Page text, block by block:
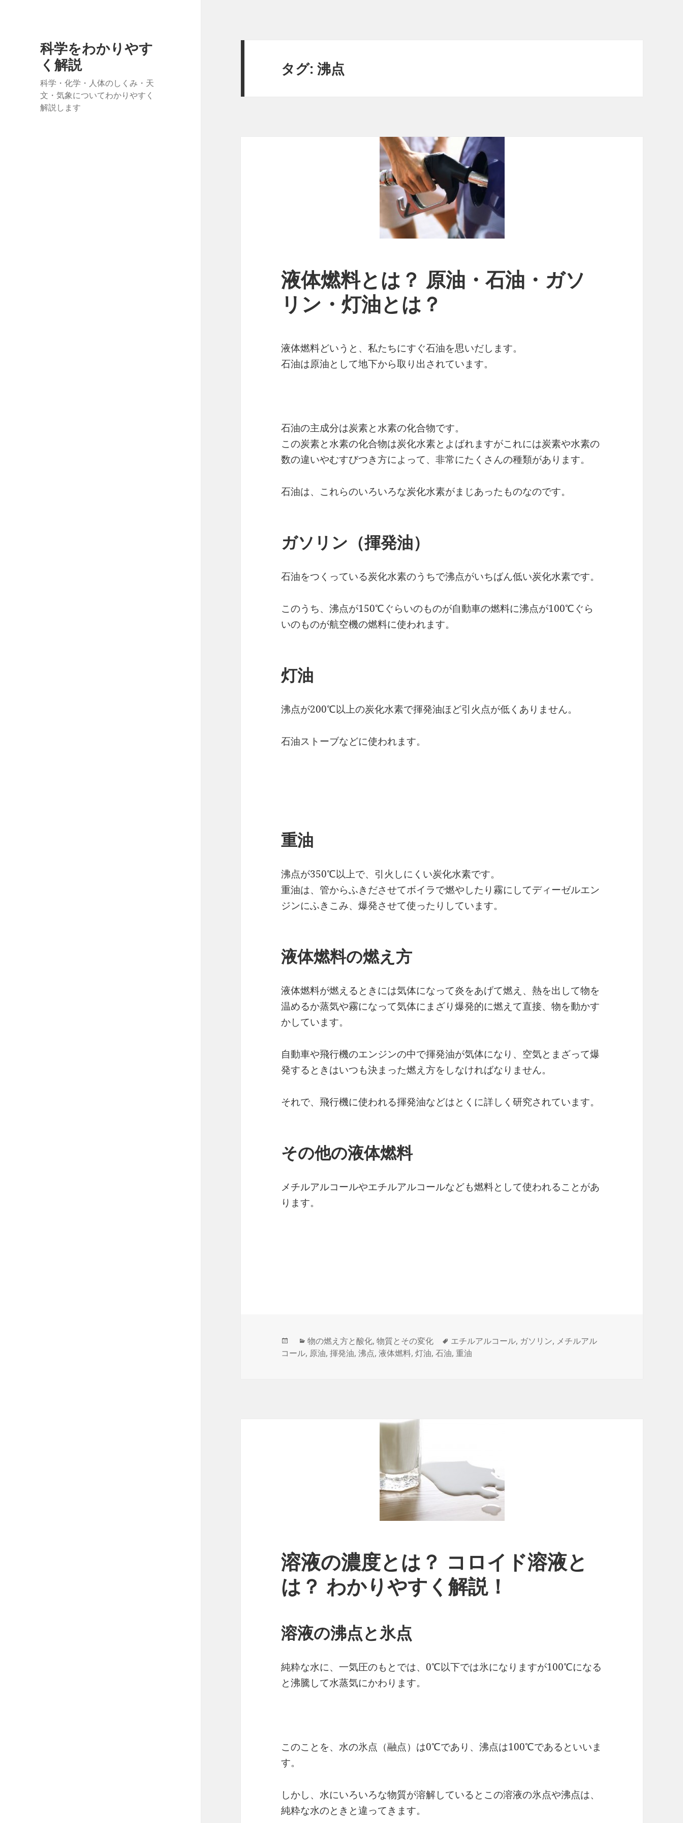
科学をわかりやす
く解説
科学・化学・人体のしくみ・天
文・気象についてわかりやすく
解説します
タグ:沸点
液体燃料とは？ 原油・石油・ガソ
リン・灯油とは？
液体燃料どいうと、私たちにすぐ石油を思いだします。
石油は原油として地下から取り出されています。
石油の主成分は炭素と水素の化合物です。
この炭素と水素の化合物は炭化水素とよばれますがこれには炭素や水素の
数の違いやむすびつき方によって、非常にたくさんの種類があります。
石油は、これらのいろいろな炭化水素がまじあったものなのです。
ガソリン（揮発油）
石油をつくっている炭化水素のうちで沸点がいちばん低い炭化水素です。
このうち、沸点が150℃ぐらいのものが自動車の燃料に沸点が100℃ぐら
いのものが航空機の燃料に使われます。
灯油
沸点が200℃以上の炭化水素で揮発油ほど引火点が低くありません。
石油ストーブなどに使われます。
重油
沸点が350℃以上で、引火しにくい炭化水素です。
重油は、管からふきださせてボイラで燃やしたり霧にしてディーゼルエン
ジンにふきこみ、爆発させて使ったりしています。
液体燃料の燃え方
液体燃料が燃えるときには気体になって炎をあげて燃え、熱を出して物を
温めるか蒸気や霧になって気体にまざり爆発的に燃えて直接、物を動かす
かしています。
自動車や飛行機のエンジンの中で揮発油が気体になり、空気とまざって爆
発するときはいつも決まった燃え方をしなければなりません。
それで、飛行機に使われる揮発油などはとくに詳しく研究されています。
その他の液体燃料
メチルアルコールやエチルアルコールなども燃料として使われることがあ
ります。
稿
カ
テ
物の燃え方と酸化,物質とその変化
タ
グ
エチルアルコール, ガソリン, メチルアル
コール, 原油,揮発油,沸点,液体燃料,灯油,石油,重油
溶液の濃度とは？ コロイド溶液と
は？ わかりやすく解説！
溶液の沸点と氷点
純粋な水に、一気圧のもとでは、0℃以下では氷になりますが100℃になる
と沸騰して水蒸気にかわります。
このことを、水の氷点（融点）は0℃であり、沸点は100℃であるといいま
す。
しかし、水にいろいろな物質が溶解しているとこの溶液の氷点や沸点は、
純粋な水のときと違ってきます。